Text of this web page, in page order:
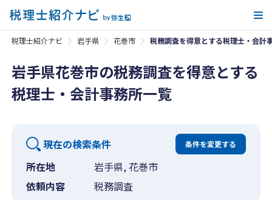
税理士紹介ナビ 岩手県 花巻市 税務調査を得意とする税理士・会計
岩手県花巻市の税務調査を得意とする
税理士・会計事務所一覧
現在の検索条件 条件を変更する
所在地
岩手県, 花巻市
依頼内容
税務調査